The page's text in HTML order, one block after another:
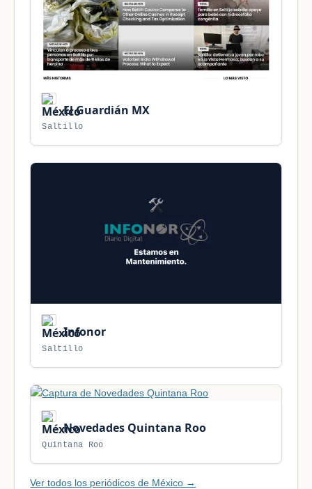
El Guardián MX
Saltillo
Infonor
Saltillo
Novedades Quintana Roo
Quintana Roo
Ver todos los periódicos de México →